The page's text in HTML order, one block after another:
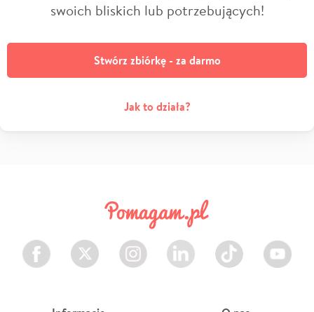
swoich bliskich lub potrzebujących!
Stwórz zbiórkę - za darmo
Jak to działa?
Facebook Twitter Instagram LinkedIn TikTok Youtube